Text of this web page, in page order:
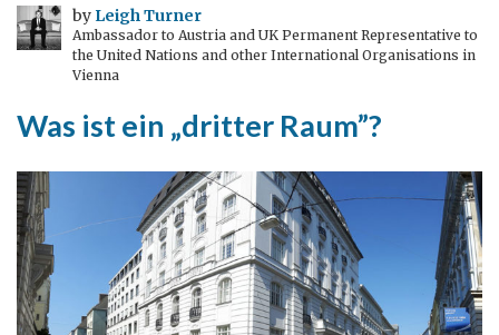
in
Österreich
by Leigh Turner
Ambassador to Austria and UK Permanent Representative to
the United Nations and other International Organisations in
Vienna
Was ist ein „dritter Raum”?